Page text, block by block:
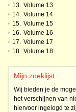
• 13. Volume 13
• 14. Volume 14
• 15. Volume 15
• 16. Volume 16
• 17. Volume 17
• 18. Volume 18
Mijn zoeklijst
Wij bieden je de
het verschijnen van
hiervoor ingelogd te